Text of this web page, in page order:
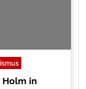
Holm in